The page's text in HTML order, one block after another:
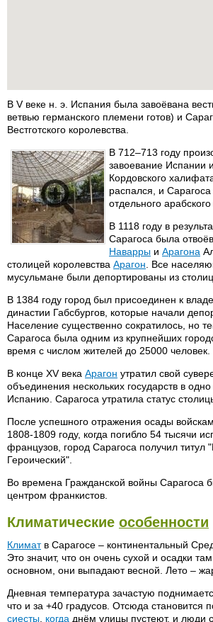
В V веке н. э. Испания была завоёвана
ветвью германского племени готов) и
Вестготского королевства.
В 712–713 году
завоевание Испании
Кордовского
распался, и
отдельного арабского
В 1118 году в
Сарагоса была
Наварры и Арагона
столицей королевства Арагон . Все
мусульмане были депортированы из
В 1384 году город был присоединен к
династии Габсбургов, которые начали
Население существенно сократилось, но
Сарагоса была одним из крупнейших
время с числом жителей до 25000 человек.
В конце XV века Арагон утратил свой
объединения нескольких государств в
Испанию. Сарагоса утратила статус
После успешного отражения осады
1808-1809 году, когда погибло 54 тысячи
французов, город Сарагоса получил титул
Героический".
Во времена Гражданской войны Сарагоса
центром франкистов.
Климатические особенности
Климатв Сарагосе – континентальный
Это значит, что он очень сухой и осадки
основном, они выпадают весной. Лето –
Дневная температура зачастую
что и за +40 градусов. Отсюда становится
сиесты когда днём улицы пустеют, и люди